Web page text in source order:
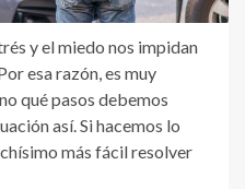
y el miedo nos impidan
esa razón, es muy
qué pasos debemos
así. Si hacemos lo
más fácil resolver